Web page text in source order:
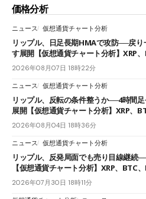
価格分析
ニュース 仮想通貨チャート分析
リップル、日足長期HMAで攻防──戻
す展開【仮想通貨チャート分析】XRP
2026年08月07日 18時22分
ニュース 仮想通貨チャート分析
リップル、反転の条件整うか──4時間
展開【仮想通貨チャート分析】XRP、
2026年08月04日 18時36分
ニュース 仮想通貨チャート分析
リップル、反発局面でも売り目線継続
【仮想通貨チャート分析】XRP、BTC
2026年07月30日 18時11分